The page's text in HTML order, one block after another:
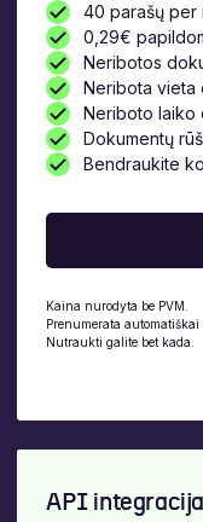
40 parašų per
0,29€
Neribotos
Neribota vieta
Neriboto laiko
Dokumentų
Bendraukite
Kaina nurodyta be PVM.
Prenumerata
Nutraukti galite bet kada.
API integracija